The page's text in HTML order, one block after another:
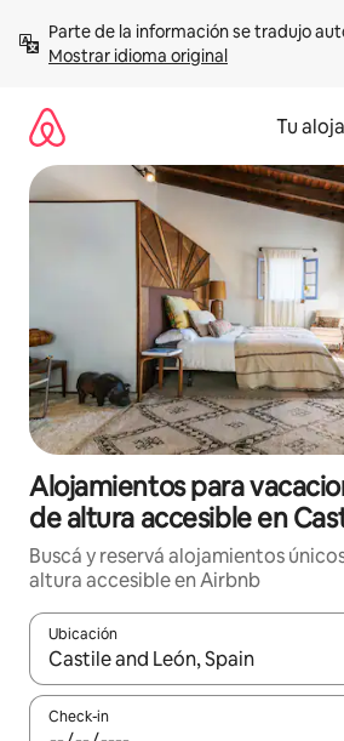
contenidoMostrar idioma original
Tu
Alojamientos para
de altura accesible en
Buscá y reservá alojamientos
altura accesible en Airbnb
Ubicación
Cuando los resultados estén
Check-in